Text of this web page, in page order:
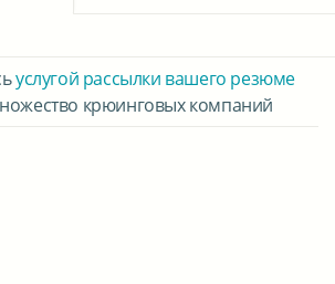
услугой рассылки вашего резюме
крюинговых компаний